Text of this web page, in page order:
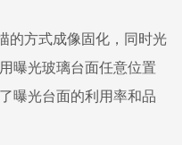
的方式成像固化，同时光
曝光玻璃台面任意位置
曝光台面的利用率和品